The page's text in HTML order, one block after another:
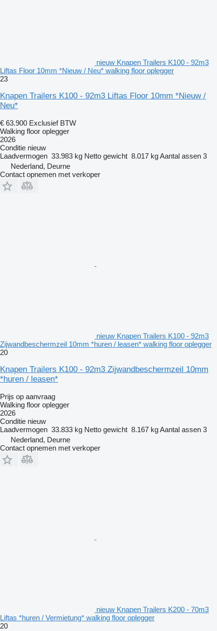
nieuw Knapen Trailers K100 - 92m3
Liftas Floor 10mm *Nieuw / Neu* walking floor oplegger
23
Knapen Trailers K100 - 92m3 Liftas Floor 10mm *Nieuw /
Neu*
€ 63.900 Exclusief BTW
Walking floor oplegger
2026
Conditie nieuw
Laadvermogen 33.983 kg Netto gewicht 8.017 kgAantal assen 3
Nederland, Deurne
Contact opnemen met verkoper
nieuw Knapen Trailers K100 - 92m3
Zijwandbeschermzeil 10mm *huren / leasen* walking floor oplegger
20
Knapen Trailers K100 - 92m3 Zijwandbeschermzeil 10mm
*huren / leasen*
Prijs op aanvraag
Walking floor oplegger
2026
Conditie nieuw
Laadvermogen 33.833 kg Netto gewicht 8.167 kgAantal assen 3
Nederland, Deurne
Contact opnemen met verkoper
nieuw Knapen Trailers K200 - 70m3
Liftas *huren / Vermietung* walking floor oplegger
20